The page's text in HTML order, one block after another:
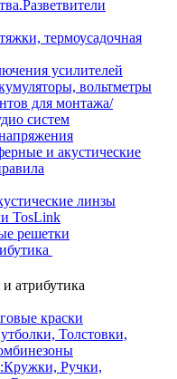
термоусадочная
усилителей
вольтметры
для монтажа/
систем
и акустические
линзы
TosLink
решетки
атрибутика
краски
Толстовки,
Ручки,